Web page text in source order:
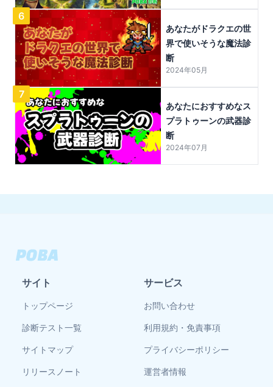
6
あなたがドラクエの世
界で使いそうな魔法診
断
2024年05月
7
あなたにおすすめなス
プラトゥーンの武器診
断
2024年07月
サイト
トップページ
診断テスト一覧
サイトマップ
リリースノート
サービス
お問い合わせ
利用規約・免責事項
プライバシーポリシー
運営者情報